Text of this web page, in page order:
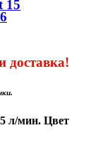
15
доставка!
л/мин. Цвет